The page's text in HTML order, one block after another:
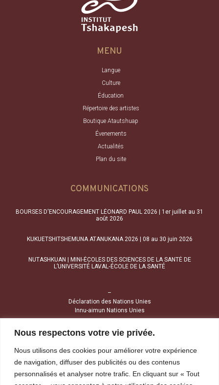
Nous respectons votre vie privée.
Nous utilisons des cookies pour améliorer votre expérience
de navigation, diffuser des publicités ou des contenus
personnalisés et analyser notre trafic. En cliquant sur « Tout
MENU
Langue
Culture
Éducation
Répertoire des artistes
Boutique Atautshuap
Évenements
Actualités
Plan du site
COMMUNICATIONS
BOURSES D'ENCOURAGEMENT LÉONARD PAUL 2026 | 1er juillet au 31
août 2026
KUKUETSHITSHEMUNA ATANUKANA 2026 | 08 au 30 juin 2026
NUTASHKUAN | MINI-ÉCOLES DES SCIENCES DE LA SANTÉ DE
L’UNIVERSITÉ LAVAL‑ÉCOLE DE LA SANTÉ
–
Déclaration des Nations Unies
Innu-aimun Nations Unies
NOUS JOINDRE
1034, avenue Brochu